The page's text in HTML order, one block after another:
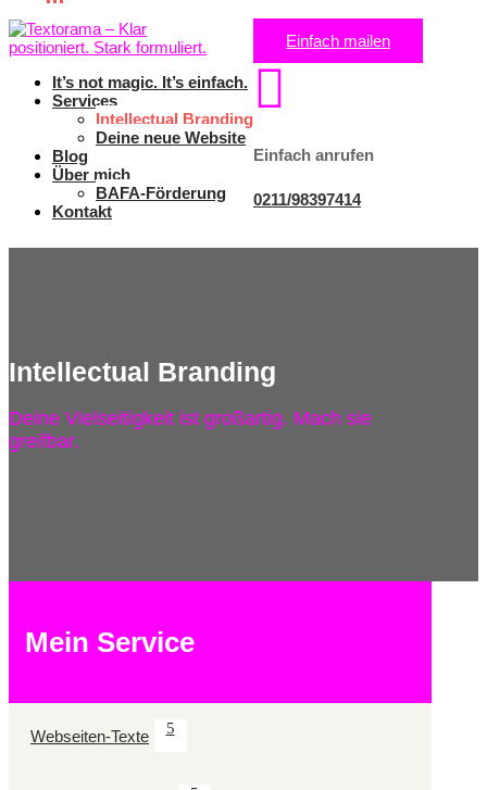
It’s not magic. It’s einfach.
Services
Intellectual Branding
Deine neue Website
Blog
Über mich
BAFA-Förderung
Kontakt
Einfach mailen

Einfach anrufen
0211/98397414
Intellectual Branding
Deine Vielseitigkeit ist großartig. Mach sie
greifbar.
Mein Service
Webseiten-Texte